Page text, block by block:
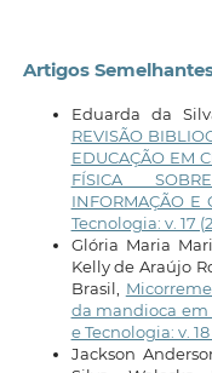
Artigos
Eduarda da
REVISÃO
EDUCAÇÃO EM
FÍSICA
INFORMAÇÃO E
Tecnologia: v. 17
Glória Maria
Kelly de Araújo
Brasil,
da mandioca
e Tecnologia: v.
Jackson